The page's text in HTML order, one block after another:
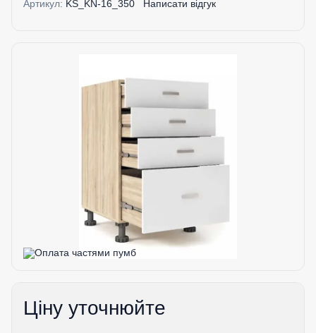
Артикул: KS_KN-16_350 Написати відгук
Ціну уточнюйте